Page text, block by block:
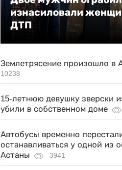
изнасиловали
ДТП
Землетрясение произошло в
10238
15-летнюю девушку зверски
убили в собственном доме
Автобусы временно
останавливаться у одной из
Астаны
3941